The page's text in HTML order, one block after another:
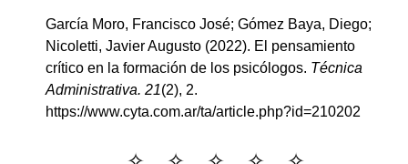
García Moro, Francisco José; Gómez Baya, Diego;
Nicoletti, Javier Augusto (2022). El pensamiento
crítico en la formación de los psicólogos. Técnica
Administrativa. 21(2), 2.
https://www.cyta.com.ar/ta/article.php?id=210202